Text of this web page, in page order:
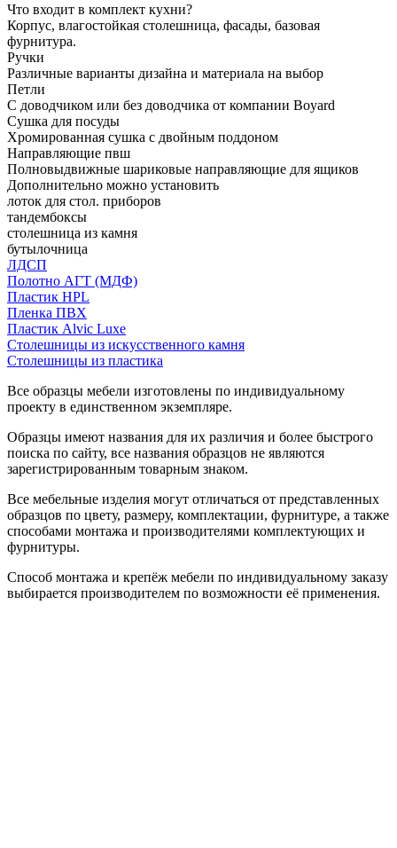
Что входит в комплект кухни?
Корпус, влагостойкая столешница, фасады, базовая
фурнитура.
Ручки
Различные варианты дизайна и материала на выбор
Петли
С доводчиком или без доводчика от компании Boyard
Сушка для посуды
Хромированная сушка с двойным поддоном
Направляющие пвш
Полновыдвижные шариковые направляющие для ящиков
Дополнительно можно установить
лоток для стол. приборов
тандембоксы
столешница из камня
бутылочница
ЛДСП
Полотно АГТ (МДФ)
Пластик HPL
Пленка ПВХ
Пластик Alvic Luxe
Столешницы из искусственного камня
Столешницы из пластика
Все образцы мебели изготовлены по индивидуальному
проекту в единственном экземпляре.
Образцы имеют названия для их различия и более быстрого
поиска по сайту, все названия образцов не являются
зарегистрированным товарным знаком.
Все мебельные изделия могут отличаться от представленных
образцов по цвету, размеру, комплектации, фурнитуре, а также
способами монтажа и производителями комплектующих и
фурнитуры.
Способ монтажа и крепёж мебели по индивидуальному заказу
выбирается производителем по возможности её применения.